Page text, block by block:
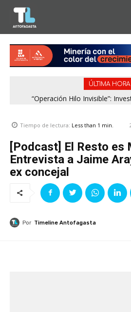
ÚLTIMA HORA
“Operación Hilo Invisible”:
Tiempo de lectura: Less than 1 min.
[Podcast] El Resto es
Entrevista a Jaime
ex concejal
Por Timeline Antofagasta